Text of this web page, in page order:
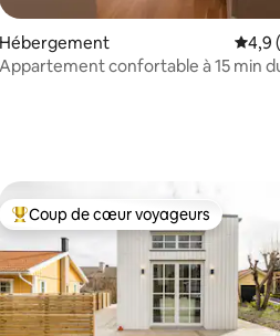
sur 5
sur la base de 273
Hébergement
4,9
Appartement confortable à 15 min
Coups de cœur voyageurs les plus
Coup de cœur voyageurs